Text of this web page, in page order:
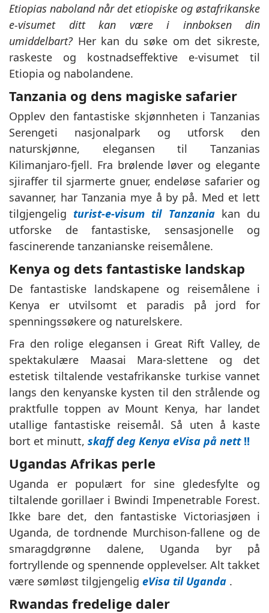
Etiopias naboland når det etiopiske og østafrikanske
e-visumet ditt kan være i innboksen din
umiddelbart? Her kan du søke om det sikreste,
raskeste og kostnadseffektive e-visumet til
Etiopia og nabolandene.
Tanzania og dens magiske safarier
Opplev den fantastiske skjønnheten i Tanzanias
Serengeti nasjonalpark og utforsk den
naturskjønne, elegansen til Tanzanias
Kilimanjaro-fjell. Fra brølende løver og elegante
sjiraffer til sjarmerte gnuer, endeløse safarier og
savanner, har Tanzania mye å by på. Med et lett
tilgjengelig turist-e-visum til Tanzaniakan du
utforske de fantastiske, sensasjonelle og
fascinerende tanzanianske reisemålene.
Kenya og dets fantastiske landskap
De fantastiske landskapene og reisemålene i
Kenya er utvilsomt et paradis på jord for
spenningssøkere og naturelskere.
Fra den rolige elegansen i Great Rift Valley, de
spektakulære Maasai Mara-slettene og det
estetisk tiltalende vestafrikanske turkise vannet
langs den kenyanske kysten til den strålende og
praktfulle toppen av Mount Kenya, har landet
utallige fantastiske reisemål. Så uten å kaste
bort et minutt, skaff deg Kenya eVisa på nett!!
Ugandas Afrikas perle
Uganda er populært for sine gledesfylte og
tiltalende gorillaer i Bwindi Impenetrable Forest.
Ikke bare det, den fantastiske Victoriasjøen i
Uganda, de tordnende Murchison-fallene og de
smaragdgrønne dalene, Uganda byr på
fortryllende og spennende opplevelser. Alt takket
være sømløst tilgjengelig eVisa til Uganda .
Rwandas fredelige daler